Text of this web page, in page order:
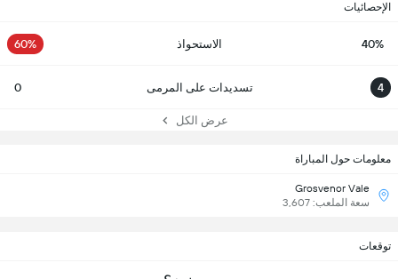
الإحصائيات
40% الاستحواذ 60%
4 تسديدات على المرمى 0
عرض الكل
معلومات حول المباراة
Grosvenor Vale
سعة الملعب: 3,607
توقعات